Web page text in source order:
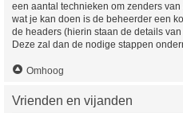
een aantal technieken om zenders
wat je kan doen is de beheerder een
de headers (hierin staan de details
Deze zal dan de nodige stappen
Omhoog
Vrienden en vijanden